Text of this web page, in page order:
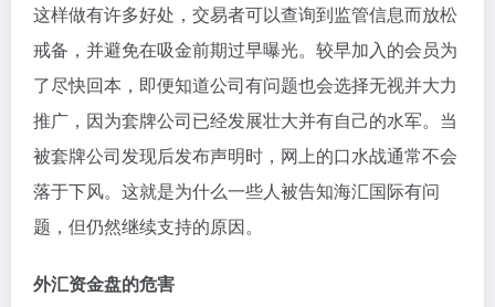
这样做有许多好处，交易者可以查询到监管信息而放松
戒备，并避免在吸金前期过早曝光。较早加入的会员为
了尽快回本，即便知道公司有问题也会选择无视并大力
推广，因为套牌公司已经发展壮大并有自己的水军。当
被套牌公司发现后发布声明时，网上的口水战通常不会
落于下风。这就是为什么一些人被告知海汇国际有问
题，但仍然继续支持的原因。
外汇资金盘的危害